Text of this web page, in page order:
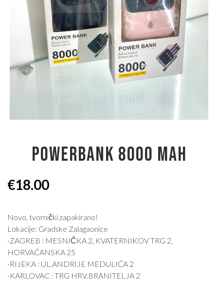
POWERBANK 8000 MAH
€18.00
Novo, tvornički zapakirano!
Lokacije: Gradske Zalagaonice
-ZAGREB : MESNIČKA 2, KVATERNIKOV TRG 2,
HORVAĆANSKA 25
-RIJEKA : UL.ANDRIJE MEDULIĆA 2
-KARLOVAC : TRG HRV.BRANITELJA 2